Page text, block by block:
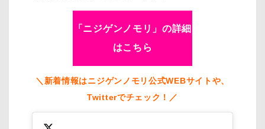
「ニジゲンノモリ」の詳細
はこちら
＼新着情報はニジゲンノモリ公式WEBサイトや、
Twitterでチェック！／